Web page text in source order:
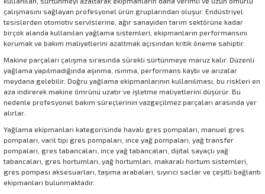
çalışmasını sağlayan profesyonel ürün gruplarından oluşur. Endüstriyel
tesislerden otomotiv servislerine, ağır sanayiden tarım sektörüne kadar
birçok alanda kullanılan yağlama sistemleri, ekipmanların performansını
korumak ve bakım maliyetlerini azaltmak açısından kritik öneme sahiptir.
Makine parçaları çalışma sırasında sürekli sürtünmeye maruz kalır. Düzenli
yağlama yapılmadığında aşınma, ısınma, performans kaybı ve arızalar
meydana gelebilir. Doğru yağlama ekipmanlarının kullanılması, bu riskleri en
aza indirerek makine ömrünü uzatır ve işletme maliyetlerini düşürür. Bu
nedenle profesyonel bakım süreçlerinin vazgeçilmez parçaları arasında yer
alırlar.
Yağlama ekipmanları kategorisinde havalı gres pompaları, manuel gres
pompaları, varil tipi gres pompaları, ince yağ pompaları, yağ transfer
pompaları, gres tabancaları, ince yağ tabancaları, dijital sayaçlı yağ
tabancaları, gres hortumları, yağ hortumları, makaralı hortum sistemleri,
gres pompası aksesuarları, taşıma arabaları, sıyırıcı saclar ve çeşitli bağlantı
ekipmanları bulunmaktadır.